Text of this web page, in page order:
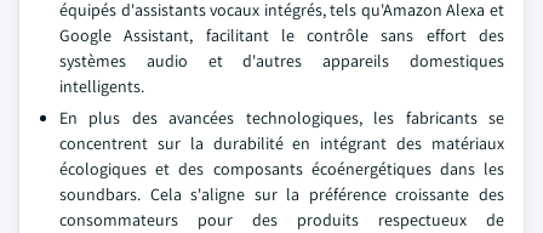
équipés d'assistants vocaux intégrés, tels qu'Amazon Alexa et
Google Assistant, facilitant le contrôle sans effort des
systèmes audio et d'autres appareils domestiques
intelligents.
En plus des avancées technologiques, les fabricants se
concentrent sur la durabilité en intégrant des matériaux
écologiques et des composants écoénergétiques dans les
soundbars. Cela s'aligne sur la préférence croissante des
consommateurs pour des produits respectueux de